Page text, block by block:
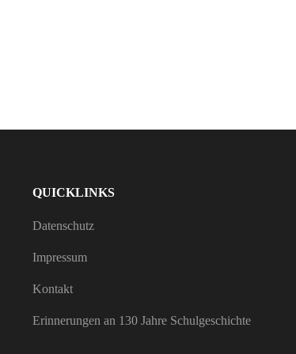
QUICK­LINKS
Daten­schutz
Impressum
Kontakt
Erin­ne­rungen an 130 Jahre Schulgeschichte